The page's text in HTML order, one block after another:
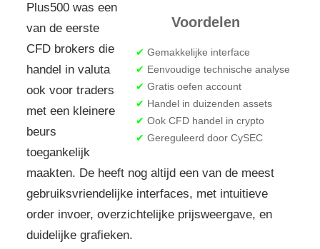
Voordelen
✔Gemakkelijke interface
✔ Eenvoudige technische analyse
✔Gratis oefen account
✔ Handel in duizenden assets
✔Ook CFD handel in crypto
✔Gereguleerd door CySEC
Plus500 was een
van de eerste
CFD brokers die
handel in valuta
ook voor traders
met een kleinere
beurs
toegankelijk
maakten. De heeft nog altijd een van de meest
gebruiksvriendelijke interfaces, met intuitieve
order invoer, overzichtelijke prijsweergave, en
duidelijke grafieken.